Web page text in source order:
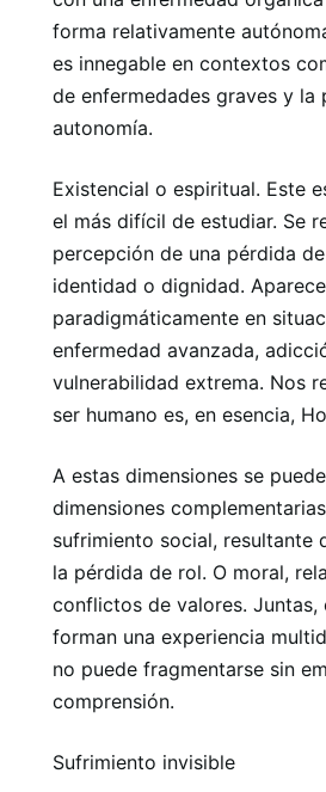
forma relativamente
es innegable en contextos
de enfermedades graves y la
autonomía.
Existencial o espiritual. Este
el más difícil de estudiar. Se
percepción de una pérdida
identidad o dignidad. Aparece
paradigmáticamente en
enfermedad avanzada,
vulnerabilidad extrema. Nos
ser humano es, en esencia,
A estas dimensiones se
dimensiones
sufrimiento social, resultante
la pérdida de rol. O moral,
conflictos de valores. Juntas,
forman una experiencia
no puede fragmentarse sin
comprensión.
Sufrimiento invisible